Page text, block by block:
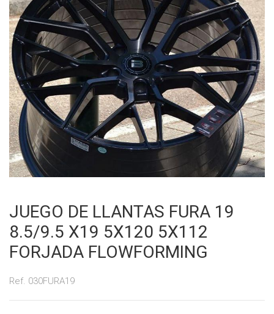
JUEGO DE LLANTAS FURA 19
8.5/9.5 X19 5X120 5X112
FORJADA FLOWFORMING
Ref. 030FURA19